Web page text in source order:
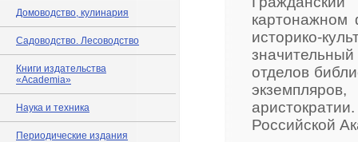
Домоводство, кулинария
Садоводство. Лесоводство
Книги издательства
«Academia»
Наука и техника
Периодические издания
картонажном
историко-
отделов
Российской